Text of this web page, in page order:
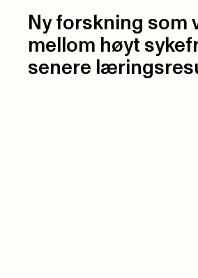
Ny forskning som
mellom høyt
senere